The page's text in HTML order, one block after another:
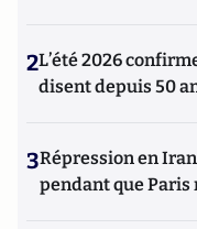
2L’été 2026
disent depuis 50
3Répression en
pendant que